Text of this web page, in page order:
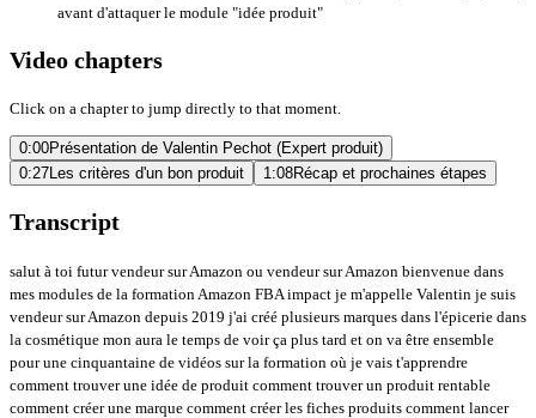
avant d'attaquer le module "idée produit"
Video chapters
Click on a chapter to jump directly to that moment.
0:00Présentation de Valentin Pechot (Expert produit)
0:27Les critères d'un bon produit 1:08Récap et prochaines étapes
Transcript
salut à toi futur vendeur sur Amazon ou vendeur sur Amazon bienvenue dans
mes modules de la formation Amazon FBA impact je m'appelle Valentin je suis
vendeur sur Amazon depuis 2019 j'ai créé plusieurs marques dans l'épicerie dans
la cosmétique mon aura le temps de voir ça plus tard et on va être ensemble
pour une cinquantaine de vidéos sur la formation où je vais t'apprendre
comment trouver une idée de produit comment trouver un produit rentable
comment créer une marque comment créer les fiches produits comment lancer